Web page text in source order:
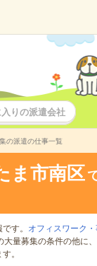
りの派遣会社
の派遣の仕事一覧
ま市南区
す。 オフィスワーク
量募集の条件の他に、
。